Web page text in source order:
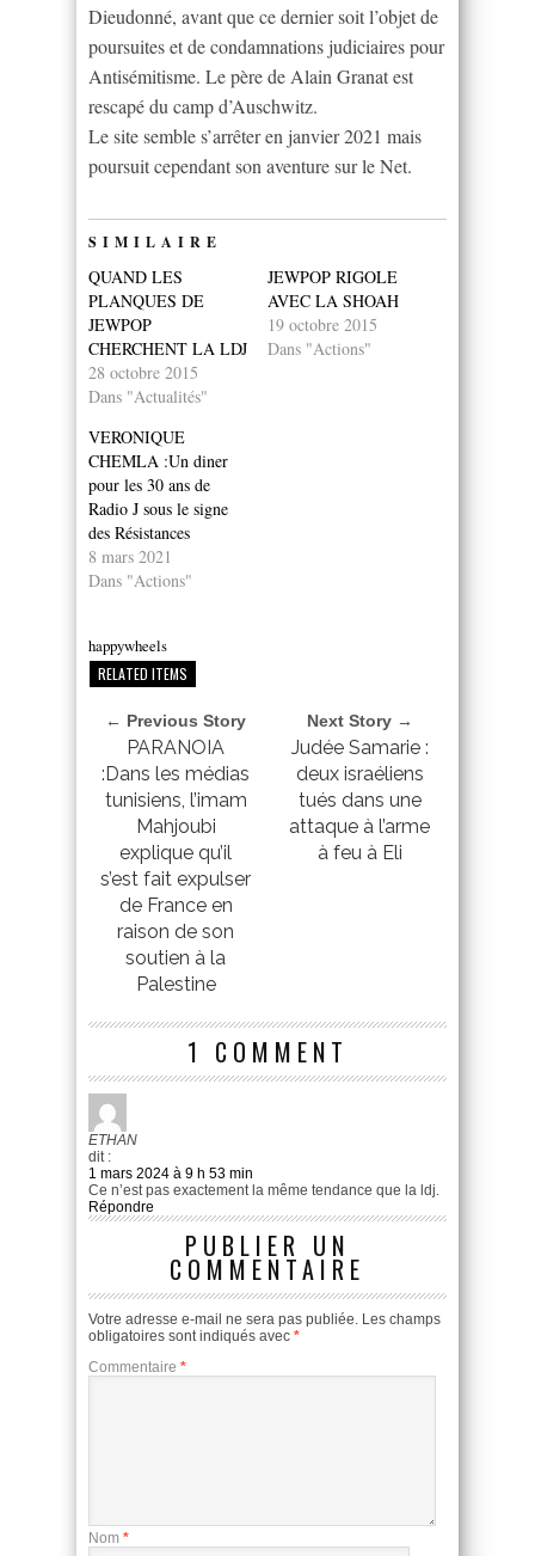
Dieudonné, avant que ce dernier soit l’objet de
poursuites et de condamnations judiciaires pour
Antisémitisme. Le père de Alain Granat est
rescapé du camp d’Auschwitz.
Le site semble s’arrêter en janvier 2021 mais
poursuit cependant son aventure sur le Net.
SIMILAIRE
QUAND LES
PLANQUES DE
JEWPOP
CHERCHENT LA LDJ
28 octobre 2015
Dans "Actualités"
JEWPOP RIGOLE
AVEC LA SHOAH
19 octobre 2015
Dans "Actions"
VERONIQUE
CHEMLA :Un diner
pour les 30 ans de
Radio J sous le signe
des Résistances
8 mars 2021
Dans "Actions"
happywheels
RELATED ITEMS
← Previous Story
PARANOIA
:Dans les médias
tunisiens, l’imam
Mahjoubi
explique qu’il
s’est fait expulser
de France en
raison de son
soutien à la
Palestine
Next Story →
Judée Samarie :
deux israéliens
tués dans une
attaque à l’arme
à feu à Eli
1 COMMENT
ETHAN
dit :
1 mars 2024 à 9 h 53 min
Ce n’est pas exactement la même tendance que la ldj.
Répondre
PUBLIER UN
COMMENTAIRE
Votre adresse e-mail ne sera pas publiée. Les champs
obligatoires sont indiqués avec *
Commentaire *
Nom *